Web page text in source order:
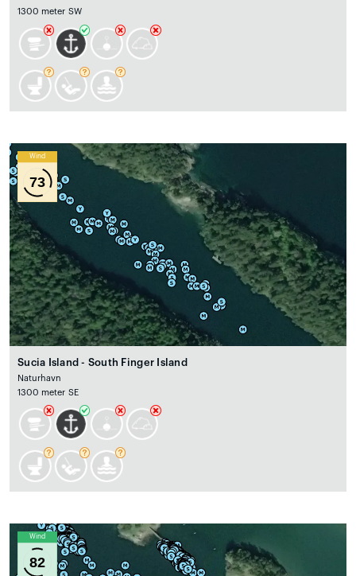
1300 meter SW
Wind
73
Sucia Island - South Finger Island
Naturhavn
1300 meter SE
Wind
82